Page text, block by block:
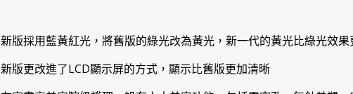
新版採用藍黃紅光，將舊版的綠光改為黃光，新一代的黃光比綠光效果
新版更改進了LCD顯示屏的方式，顯示比舊版更加清晰